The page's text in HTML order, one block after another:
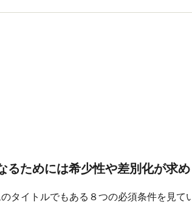
るためには希少性や差別化が求
タイトルでもある８つの必須条件を見て